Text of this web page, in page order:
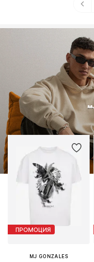
ПРОМОЦИЯ
MJ GONZALES